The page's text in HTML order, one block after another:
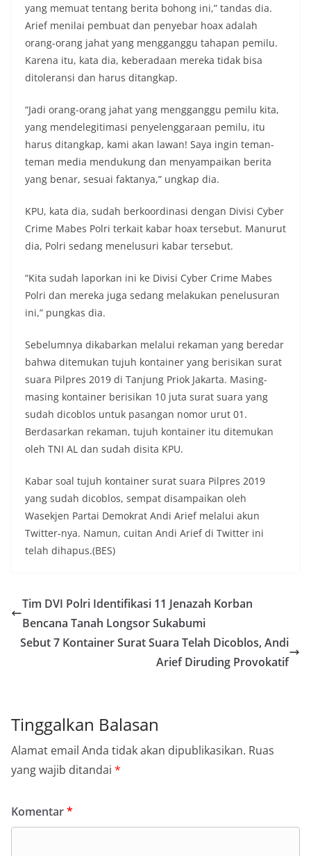
yang memuat tentang berita bohong ini,” tandas dia.
Arief menilai pembuat dan penyebar hoax adalah
orang-orang jahat yang mengganggu tahapan pemilu.
Karena itu, kata dia, keberadaan mereka tidak bisa
ditoleransi dan harus ditangkap.
“Jadi orang-orang jahat yang mengganggu pemilu kita,
yang mendelegitimasi penyelenggaraan pemilu, itu
harus ditangkap, kami akan lawan! Saya ingin teman-
teman media mendukung dan menyampaikan berita
yang benar, sesuai faktanya,” ungkap dia.
KPU, kata dia, sudah berkoordinasi dengan Divisi Cyber
Crime Mabes Polri terkait kabar hoax tersebut. Manurut
dia, Polri sedang menelusuri kabar tersebut.
“Kita sudah laporkan ini ke Divisi Cyber Crime Mabes
Polri dan mereka juga sedang melakukan penelusuran
ini,” pungkas dia.
Sebelumnya dikabarkan melalui rekaman yang beredar
bahwa ditemukan tujuh kontainer yang berisikan surat
suara Pilpres 2019 di Tanjung Priok Jakarta. Masing-
masing kontainer berisikan 10 juta surat suara yang
sudah dicoblos untuk pasangan nomor urut 01.
Berdasarkan rekaman, tujuh kontainer itu ditemukan
oleh TNI AL dan sudah disita KPU.
Kabar soal tujuh kontainer surat suara Pilpres 2019
yang sudah dicoblos, sempat disampaikan oleh
Wasekjen Partai Demokrat Andi Arief melalui akun
Twitter-nya. Namun, cuitan Andi Arief di Twitter ini
telah dihapus.(BES)
Tim DVI Polri Identifikasi 11 Jenazah Korban
Bencana Tanah Longsor Sukabumi
Sebut 7 Kontainer Surat Suara Telah Dicoblos, Andi
Arief Diruding Provokatif
Tinggalkan Balasan
Alamat email Anda tidak akan dipublikasikan. Ruas
yang wajib ditandai *
Komentar*